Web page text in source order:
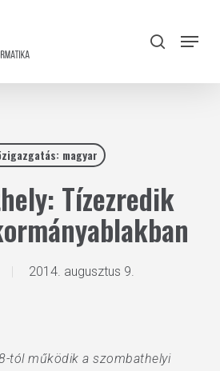
search
Menu
magyar
Tízezredik
2014. augusztus 9.
tól működik a szombathelyi
Close